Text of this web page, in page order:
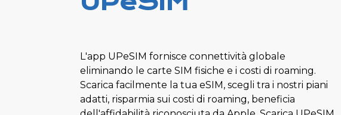
L'app UPeSIM fornisce connettività globale
eliminando le carte SIM fisiche e i costi di roaming.
Scarica facilmente la tua eSIM, scegli tra i nostri piani
adatti, risparmia sui costi di roaming, beneficia